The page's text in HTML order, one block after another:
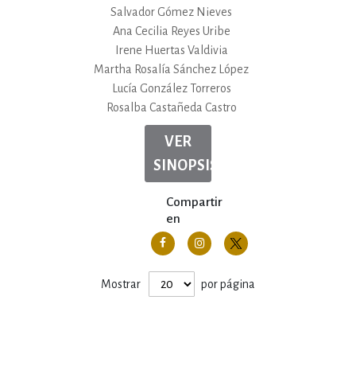
Salvador Gómez Nieves
Ana Cecilia Reyes Uribe
Irene Huertas Valdivia
Martha Rosalía Sánchez López
Lucía González Torreros
Rosalba Castañeda Castro
VER
SINOPSIS
Compartir
en
Mostrar por página